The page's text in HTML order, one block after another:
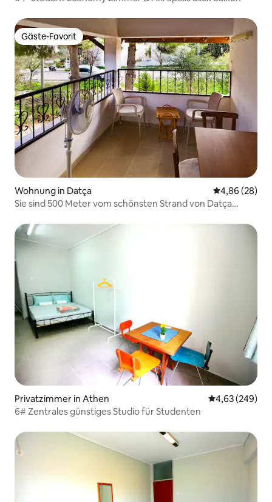
Gäste-Favorit
Gäste-Favorit
Wohnung in Datça
4,86 (28)
Sie sind 500 Meter vom schönsten Strand von Datça
Privatzimmer in Athen
4,63 (249)
6# Zentrales günstiges Studio für Studenten